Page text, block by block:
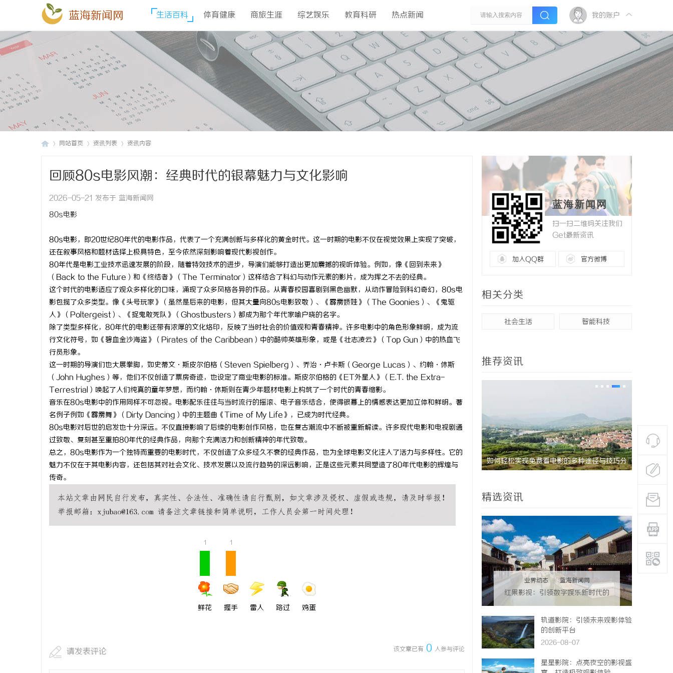
蓝海新闻网 生活百科 体育健康 商旅生涯 综艺娱乐 教育科研 热点新闻 我的账户
网站首页 资讯列表 资讯内容
回顾80s电影风潮：经典时代的银幕魅力与文化影响
2026-05-21 发布于 蓝海新闻网
80s电影
80s电影，即20世纪80年代的电影作品，代表了一个充满创新与多样化的黄金时代。这一时期的电影不仅在视觉效果上实现了突破，
还在叙事风格和题材选择上极具特色，至今依然深刻影响着现代影视创作。
80年代是电影工业技术迅速发展的阶段，随着特效技术的进步，导演们能够打造出更加震撼的视听体验。例如，像《回到未来》
（Back to the Future）和《终结者》（The Terminator）这样结合了科幻与动作元素的影片，成为挥之不去的经典。
这个时代的电影适应了观众多样化的口味，涌现了众多风格各异的作品。从青春校园喜剧到黑色幽默，从动作冒险到科幻奇幻，80s电
影包揽了众多类型。像《头号玩家》（虽然是后来的电影，但其大量向80s电影致敬）、《霹雳娇娃》（The Goonies）、《鬼驱
人》（Poltergeist）、《捉鬼敢死队》（Ghostbusters）都成为那个年代家喻户晓的名字。
除了类型多样化，80年代的电影还带有浓厚的文化烙印，反映了当时社会的价值观和青春精神。许多电影中的角色形象鲜明，成为流
行文化符号，如《碧血金沙海盗》（Pirates of the Caribbean）中的酷帅英雄形象，或是《壮志凌云》（Top Gun）中的热血飞
行员形象。
这一时期的导演们也大展拳脚，如史蒂文·斯皮尔伯格（Steven Spielberg）、乔治·卢卡斯（George Lucas）、约翰·休斯
（John Hughes）等，他们不仅创造了票房奇迹，也设定了商业电影的标准。斯皮尔伯格的《ET外星人》（E.T. the Extra-
Terrestrial）唤起了人们纯真的童年梦想，而约翰·休斯则在青少年题材电影上构筑了一个时代的青春缩影。
音乐在80s电影中的作用同样不可忽视。电影配乐往往与当时流行的摇滚、电子音乐结合，使得银幕上的情感表达更加立体和鲜明。著
名例子例如《霹雳舞》（Dirty Dancing）中的主题曲《Time of My Life》，已成为时代经典。
80s电影对后世的启发也十分深远。不仅直接影响了后续的电影创作风格，也在复古潮流中不断被重新解读。许多现代电影和电视剧通
过致敬、复刻甚至重拍80年代的经典作品，向那个充满活力和创新精神的年代致敬。
总之，80s电影作为一个独特而重要的电影时代，不仅创造了众多经久不衰的经典作品，也为全球电影文化注入了活力与多样性。它的
魅力不仅在于其电影内容，还包括其对社会文化、技术发展以及流行趋势的深远影响，正是这些元素共同塑造了80年代电影的辉煌与
传奇。
1
鲜花
1
握手 雷人 路过 鸡蛋
该文章已有 0 人参与评论
请发表评论
蓝海新闻网
扫一扫二维码关注我们
Get最新资讯
加入QQ群 官方微博
相关分类
社会生活 智能科技
推荐资讯
明珠岩板官网：打造高品质岩板行 贝净 AC 国际医疗实验室，标准化研发体系 武汉配眼镜 上海配眼镜 如何轻松实现免费看电影的多种途径与技巧分 追风影视：引领新时代影像文化
精选资讯
业界动态 | 蓝海新闻网
红果影视：引领数字娱乐新时代的
轨道影院：引领未来观影体验
的创新平台
2026-08-07
星星影院：点亮夜空的影视盛